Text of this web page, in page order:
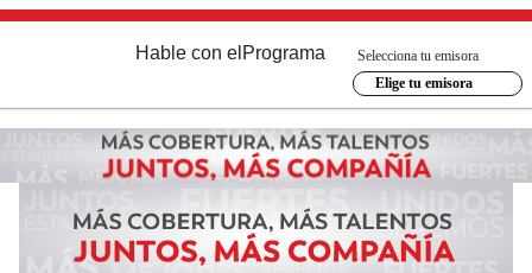
Hable con el Programa
Selecciona tu emisora
Elige tu emisora